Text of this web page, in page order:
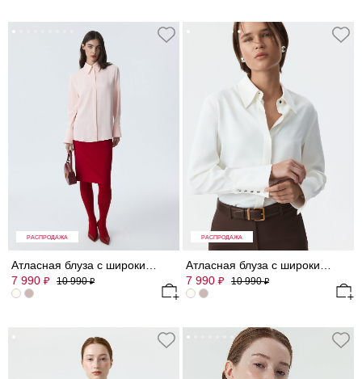
РАСПРОДАЖА
7 990 ₽ 10 990₽
РАСПРОДАЖА
7 990 ₽ 10 990₽